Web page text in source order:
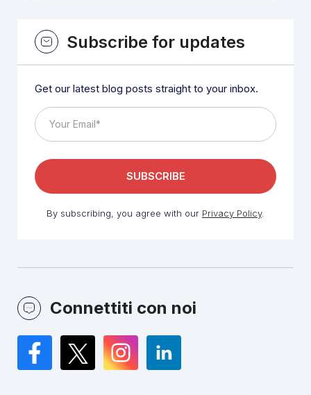
Subscribe for updates
Get our latest blog posts straight to your inbox.
By subscribing, you agree with our Privacy Policy.
Connettiti con noi
Facebook
TwitterInstagramLinkedIn